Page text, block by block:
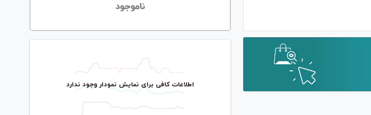
ناموجود
اطلاعات کافی برای نمایش نمودار وجود ندارد